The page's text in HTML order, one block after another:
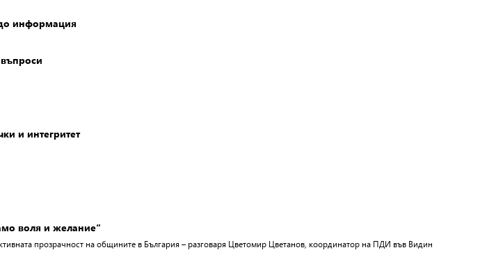
информация
и интегритет
воля и желание“
прозрачност на общините в България – разговаря Цветомир Цветанов, координатор на ПДИ във Видин